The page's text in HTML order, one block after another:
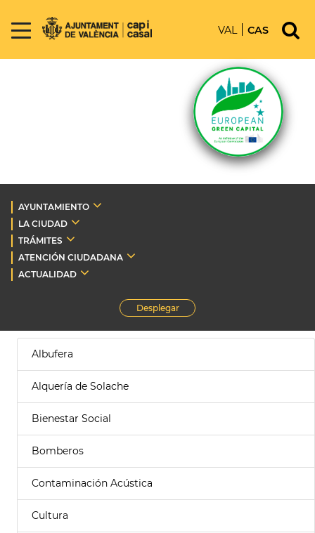
VAL CAS
AYUNTAMIENTO
LA CIUDAD
TRÁMITES
ATENCIÓN CIUDADANA
ACTUALIDAD
Desplegar
Albufera
Alquería de Solache
Bienestar Social
Bomberos
Contaminación Acústica
Cultura